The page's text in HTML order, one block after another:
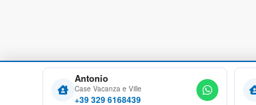
Antonio
Case Vacanza e Ville
+39 329 6168439